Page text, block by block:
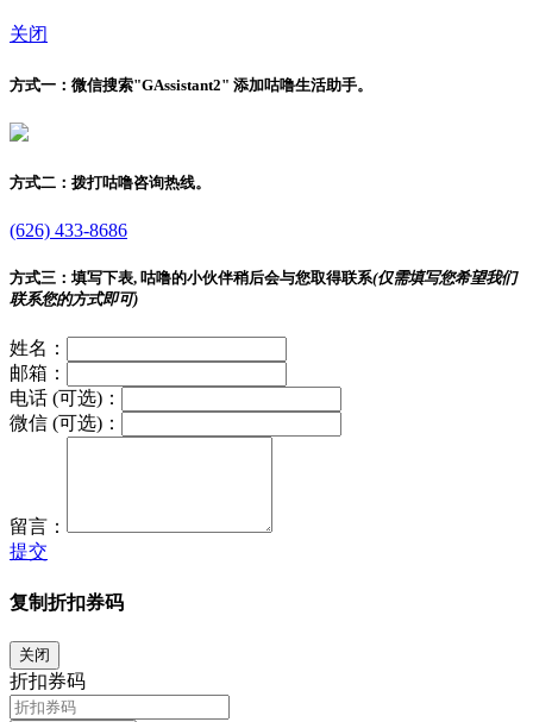
关闭
方式一： 微信搜索"GAssistant2" 添加咕噜生活助手。
方式二： 拨打咕噜咨询热线。
(626) 433-8686
方式三： 填写下表, 咕噜的小伙伴稍后会与您取得联系(仅需填写您希望我们
联系您的方式即可)
姓名：
邮箱：
电话 (可选)：
微信 (可选)：
留言：
提交
复制折扣券码
关闭
折扣券码